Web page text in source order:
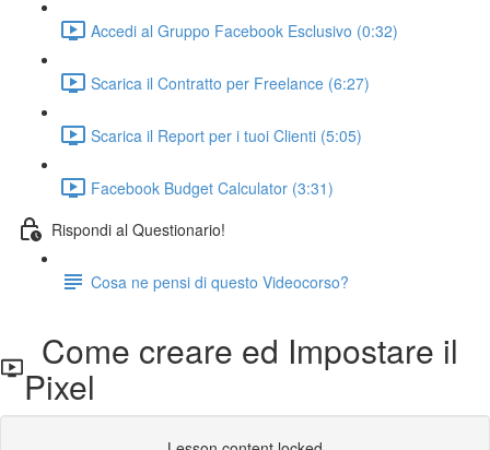
Accedi al Gruppo Facebook Esclusivo (0:32)
Scarica il Contratto per Freelance (6:27)
Scarica il Report per i tuoi Clienti (5:05)
Facebook Budget Calculator (3:31)
Rispondi al Questionario!
Cosa ne pensi di questo Videocorso?
Come creare ed Impostare il
Pixel